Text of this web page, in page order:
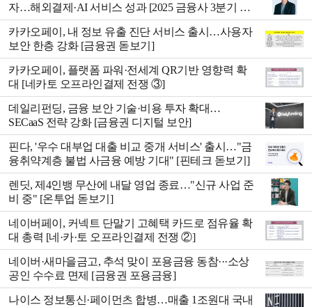
자…해외결제·AI 서비스 성과 [2025 금융사 3분기 실
적]
카카오페이, 내 정보 유출 진단 서비스 출시…사용자
보안 한층 강화 [금융권 돋보기]
카카오페이, 플랫폼 파워·전세계 QR기반 영향력 확
대 [네카토 오프라인결제 전쟁 ③]
데일리펀딩, 금융 보안 기술·비용 투자 확대…
SECaaS 전략 강화 [금융권 디지털 보안]
핀다, '우수 대부업 대출 비교 중개 서비스' 출시…"금
융취약계층 불법 사금융 예방 기대" [핀테크 돋보기]
렌딧, 제4인뱅 무산에 내달 영업 종료…"신규 사업 준
비 중" [온투업 돋보기]
네이버페이, 커넥트 단말기 고혜택 카드로 점유율 확
대 총력 [네·카·토 오프라인결제 전쟁 ②]
네이버·새마을금고, 추석 맞이 포용금융 동참···소상
공인 수수료 면제 [금융권 포용금융]
나이스 정보통신·페이먼츠 합병…매출 1조원대 국내